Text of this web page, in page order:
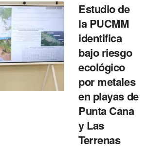
Estudio de
la PUCMM
identifica
bajo riesgo
ecológico
por metales
en playas de
Punta Cana
y Las
Terrenas